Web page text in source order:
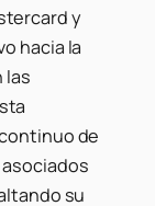
y
hacia la
las
de
su